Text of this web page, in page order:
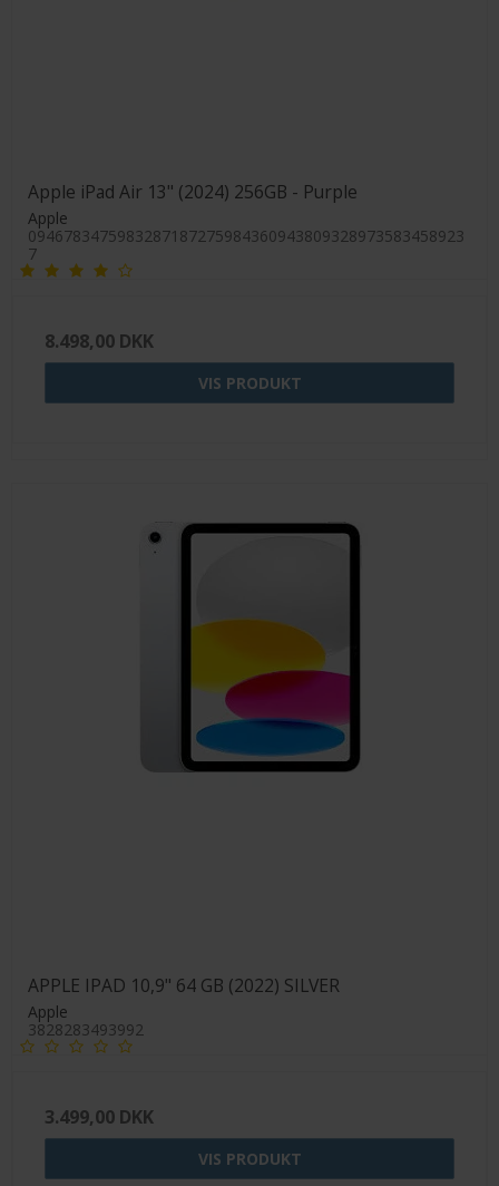
Apple iPad Air 13" (2024) 256GB - Purple
Apple
0946783475983287187275984360943809328973583458923
7
8.498,00 DKK
VIS PRODUKT
APPLE IPAD 10,9" 64 GB (2022) SILVER
Apple
3828283493992
3.499,00 DKK
VIS PRODUKT